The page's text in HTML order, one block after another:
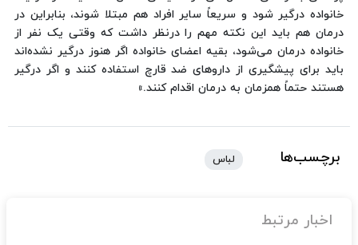
خانواده درگیر شود و سریعاً سایر افراد هم مبتلا شوند، بنابراین در
درمان هم باید این نکته مهم را درنظر داشت که وقتی یک نفر از
خانواده درمان می‌شود، بقیه اعضای خانواده اگر هنوز درگیر نشده‌اند
باید برای پیشگیری از داروهای ضد قارچ استفاده کنند و اگر درگیر
هستند حتماً همزمان به درمان اقدام کنند.»
برچسب‌ها لباس
اخبار مرتبط